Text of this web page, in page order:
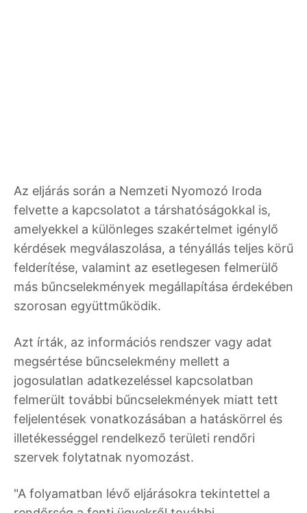
Az eljárás során a Nemzeti Nyomozó Iroda
felvette a kapcsolatot a társhatóságokkal is,
amelyekkel a különleges szakértelmet igénylő
kérdések megválaszolása, a tényállás teljes körű
felderítése, valamint az esetlegesen felmerülő
más bűncselekmények megállapítása érdekében
szorosan együttműködik.
Azt írták, az információs rendszer vagy adat
megsértése bűncselekmény mellett a
jogosulatlan adatkezeléssel kapcsolatban
felmerült további bűncselekmények miatt tett
feljelentések vonatkozásában a hatáskörrel és
illetékességgel rendelkező területi rendőri
szervek folytatnak nyomozást.
"A folyamatban lévő eljárásokra tekintettel a